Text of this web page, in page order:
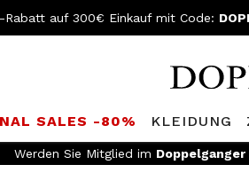
Rabatt auf 300€ Einkauf mit Code:
SALES -80% KLEIDUNG